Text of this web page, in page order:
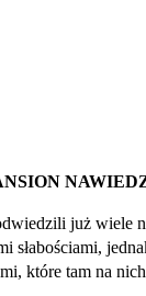
już wiele
słabościami,
które tam na